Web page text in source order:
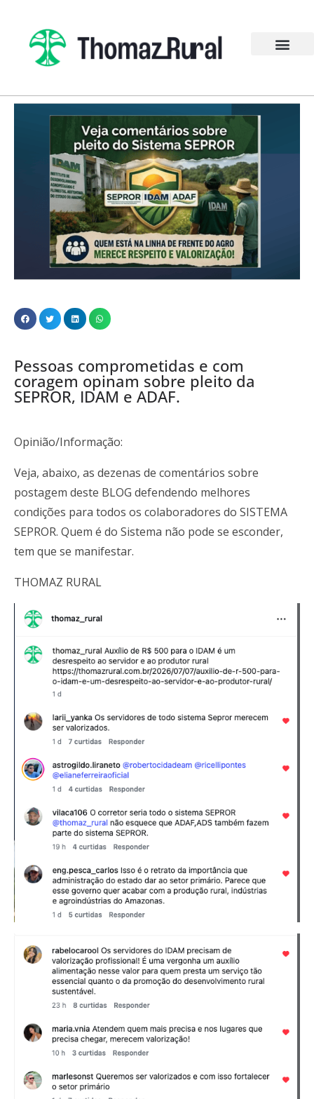
Pessoas comprometidas e com
coragem opinam sobre pleito da
SEPROR, IDAM e ADAF.
Opinião/Informação:
Veja, abaixo, as dezenas de comentários sobre
postagem deste BLOG defendendo melhores
condições para todos os colaboradores do SISTEMA
SEPROR. Quem é do Sistema não pode se esconder,
tem que se manifestar.
THOMAZ RURAL